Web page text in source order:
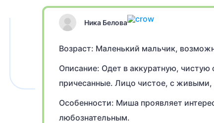
Ника Белова
Возраст: Маленький мальчик,
Описание: Одет в аккуратную,
причесанные. Лицо чистое, с
Особенности: Миша проявляет
любознательным.